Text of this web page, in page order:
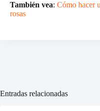
También vea: Cómo hacer
rosas
Entradas relacionadas